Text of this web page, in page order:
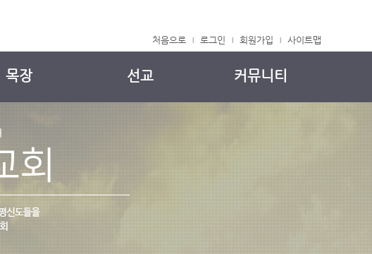
처음으로 로그인 회원가입 사이트맵
목장
목장소개
선교
국내 선교
해외 선교
커뮤니티
주보
교회소식
중보기도
자유게시판
정착메뉴얼